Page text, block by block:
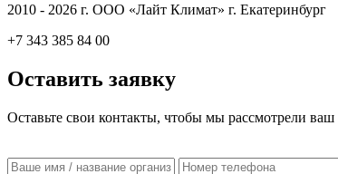
2010 - 2026 г. ООО «Лайт Климат» г. Екатеринбург
+7 343 385 84 00
Оставить заявку
Оставьте свои контакты, чтобы мы рассмотрели